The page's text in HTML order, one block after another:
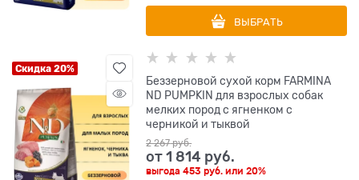
ВЫБРАТЬ
Скидка 20%
Беззерновой cухой корм FARMINA
ND PUMPKIN для взрослых собак
мелких пород с ягненком с
черникой и тыквой
2 267 руб.
от1 814 руб.
выгода453 руб. или20%